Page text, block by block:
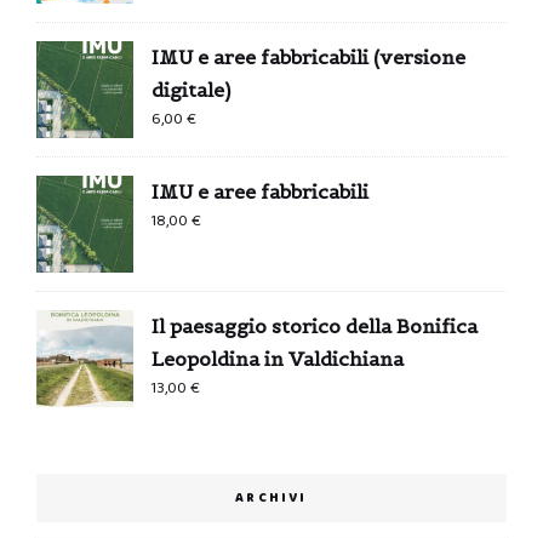
IMU e aree fabbricabili (versione
digitale)
6,00€
IMU e aree fabbricabili
18,00€
Il paesaggio storico della Bonifica
Leopoldina in Valdichiana
13,00€
ARCHIVI